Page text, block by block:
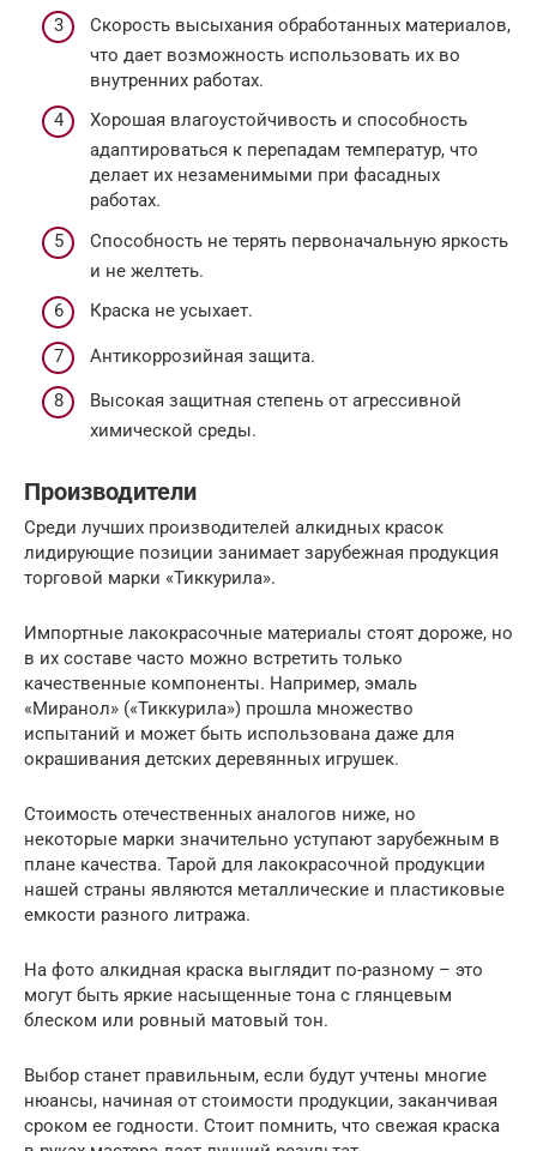
Скорость высыхания обработанных материалов,
что дает возможность использовать их во
внутренних работах.
Хорошая влагоустойчивость и способность
адаптироваться к перепадам температур, что
делает их незаменимыми при фасадных
работах.
Способность не терять первоначальную яркость
и не желтеть.
Краска не усыхает.
Антикоррозийная защита.
Высокая защитная степень от агрессивной
химической среды.
Производители
Среди лучших производителей алкидных красок
лидирующие позиции занимает зарубежная продукция
торговой марки «Тиккурила».
Импортные лакокрасочные материалы стоят дороже, но
в их составе часто можно встретить только
качественные компоненты. Например, эмаль
«Миранол» («Тиккурила») прошла множество
испытаний и может быть использована даже для
окрашивания детских деревянных игрушек.
Стоимость отечественных аналогов ниже, но
некоторые марки значительно уступают зарубежным в
плане качества. Тарой для лакокрасочной продукции
нашей страны являются металлические и пластиковые
емкости разного литража.
На фото алкидная краска выглядит по-разному – это
могут быть яркие насыщенные тона с глянцевым
блеском или ровный матовый тон.
Выбор станет правильным, если будут учтены многие
нюансы, начиная от стоимости продукции, заканчивая
сроком ее годности. Стоит помнить, что свежая краска